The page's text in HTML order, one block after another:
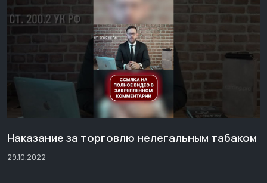
Наказание за торговлю нелегальным табаком
29.10.2022